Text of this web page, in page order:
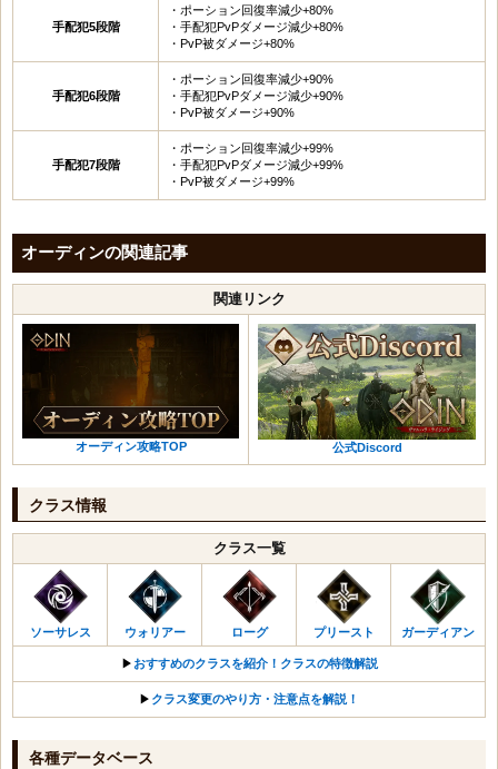
手配犯5段階
・ポーション回復率減少+80%
・手配犯PvPダメージ減少+80%
・PvP被ダメージ+80%
手配犯6段階
・ポーション回復率減少+90%
・手配犯PvPダメージ減少+90%
・PvP被ダメージ+90%
手配犯7段階
・ポーション回復率減少+99%
・手配犯PvPダメージ減少+99%
・PvP被ダメージ+99%
オーディンの関連記事
関連リンク
オーディン攻略TOP 公式Discord
クラス情報
クラス一覧
ソーサレス ウォリアー ローグ プリースト ガーディアン
▶︎おすすめのクラスを紹介！クラスの特徴解説
▶︎ クラス変更のやり方・注意点を解説！
各種データベース